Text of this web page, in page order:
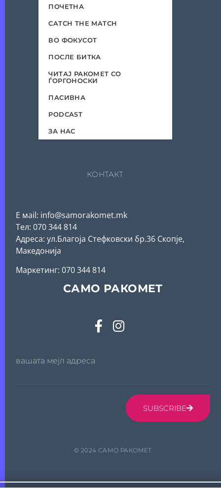
ПОЧЕТНА
CATCH THE MATCH
ВО ФОКУСОТ
ПОСЛЕ БИТКА
ЧИТАЈ РАКОМЕТ СО
ЃОРГОНОСКИ
ПАСИВНА
PODCAST
ЗА НАС
КОНТАКТ
Е мail: info@samorakomet.mk
Тел: 070 344 814
Адреса: ул.Благоја Стефковски бр.36 Скопје,
Македонија
Mаркетинг: 070 344 814
САМО РАКОМЕТ
вашата мејл адреса
SUBSCRIBE
© 2024 САМО РАКОМЕТ